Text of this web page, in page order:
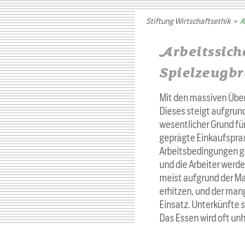
Stiftung Wirtschaftsethik>
Mit den massiven
Dieses steigt
wesentlicher Grund
geprägte
Arbeitsbedingungen
und die Arbeiter
meist aufgrund der
erhitzen, und der
Einsatz. Unterkünfte
Das Essen wird oft